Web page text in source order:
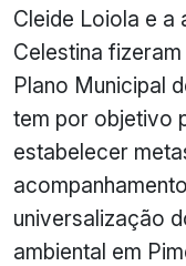
Cleide Loiola e a
Celestina
Plano Municipal
tem por objetivo
estabelecer
universalização
ambiental em